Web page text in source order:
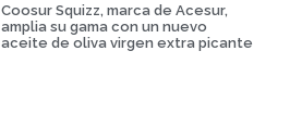
Coosur Squizz, marca de Acesur,
amplia su gama con un nuevo
aceite de oliva virgen extra picante